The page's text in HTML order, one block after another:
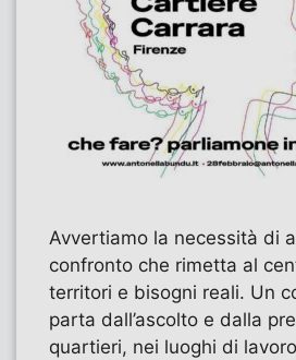
Avvertiamo la necessità di
confronto che rimetta al
territori e bisogni reali. Un
parta dall’ascolto e dalla
quartieri, nei luoghi di